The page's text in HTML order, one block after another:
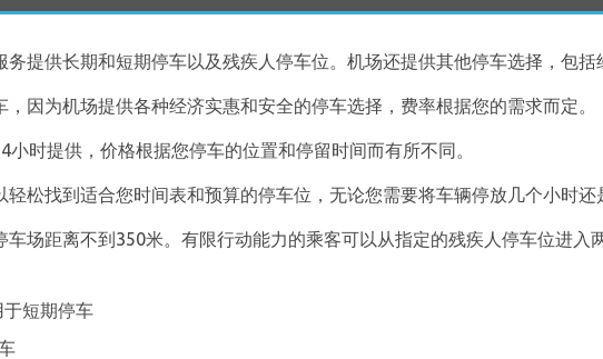
务提供长期和短期停车以及残疾人停车位。机场还提供其他停车选择，包
因为机场提供各种经济实惠和安全的停车选择，费率根据您的需求而定。
小时提供，价格根据您停车的位置和停留时间而有所不同。
轻松找到适合您时间表和预算的停车位，无论您需要将车辆停放几个小时还
车场距离不到350米。有限行动能力的乘客可以从指定的残疾人停车位进入
于短期停车